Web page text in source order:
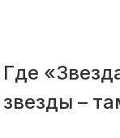
Где
звезды –